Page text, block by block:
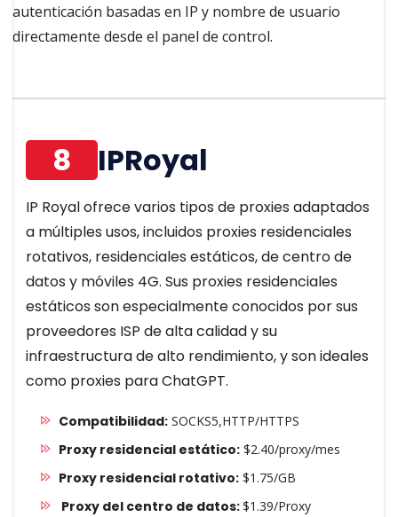
autenticación basadas en IP y nombre de usuario
directamente desde el panel de control.
8 IPRoyal
IP Royal ofrece varios tipos de proxies adaptados
a múltiples usos, incluidos proxies residenciales
rotativos, residenciales estáticos, de centro de
datos y móviles 4G. Sus proxies residenciales
estáticos son especialmente conocidos por sus
proveedores ISP de alta calidad y su
infraestructura de alto rendimiento, y son ideales
como proxies para ChatGPT.
Compatibilidad:SOCKS5,HTTP/HTTPS
Proxy residencial estático:$2.40/proxy/mes
Proxy residencial rotativo:$1.75/GB
Proxy del centro de datos:$1.39/Proxy